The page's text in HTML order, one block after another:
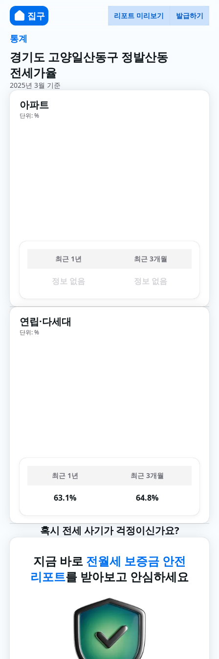
집구 리포트 미리보기 발급하기
통계
경기도 고양일산동구 정발산동
전세가율
2025년 3월 기준
아파트
단위: %
최근 1년 최근 3개월
정보 없음 정보 없음
연립·다세대
단위: %
최근 1년 최근 3개월
63.1% 64.8%
혹시 전세 사기가 걱정이신가요?
지금 바로 전월세 보증금 안전
리포트를 받아보고 안심하세요